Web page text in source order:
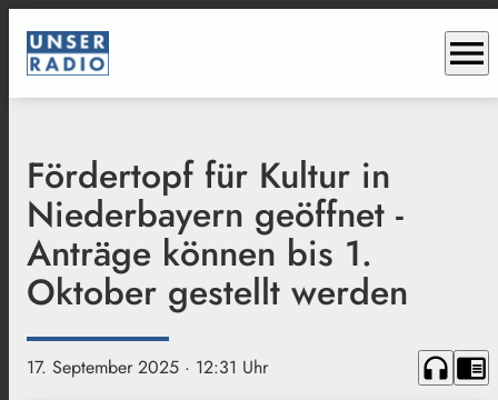
menu
Fördertopf für Kultur in
Niederbayern geöffnet -
Anträge können bis 1.
Oktober gestellt werden
17. September 2025 · 12:31 Uhr headphones chrome_reader_mode